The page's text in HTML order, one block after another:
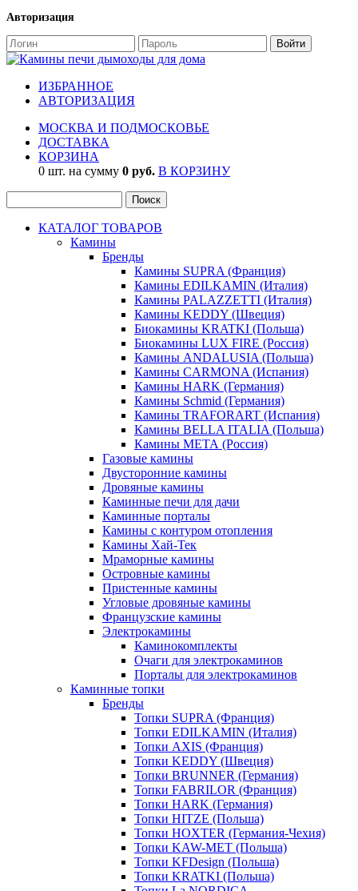
Авторизация
ИЗБРАННОЕ
АВТОРИЗАЦИЯ
МОСКВА И ПОДМОСКОВЬЕ
ДОСТАВКА
КОРЗИНА
0 шт. на сумму 0 руб. В КОРЗИНУ
КАТАЛОГ ТОВАРОВ
Камины
Бренды
Камины SUPRA (Франция)
Камины EDILKAMIN (Италия)
Камины PALAZZETTI (Италия)
Камины KEDDY (Швеция)
Биокамины KRATKI (Польша)
Биокамины LUX FIRE (Россия)
Камины ANDALUSIA (Польша)
Камины CARMONA (Испания)
Камины HARK (Германия)
Камины Schmid (Германия)
Камины TRAFORART (Испания)
Камины BELLA ITALIA (Польша)
Камины МЕТА (Россия)
Газовые камины
Двусторонние камины
Дровяные камины
Каминные печи для дачи
Каминные порталы
Камины с контуром отопления
Камины Хай-Тек
Мраморные камины
Островные камины
Пристенные камины
Угловые дровяные камины
Французские камины
Электрокамины
Каминокомплекты
Очаги для электрокаминов
Порталы для электрокаминов
Каминные топки
Бренды
Топки SUPRA (Франция)
Топки EDILKAMIN (Италия)
Топки AXIS (Франция)
Топки KEDDY (Швеция)
Топки BRUNNER (Германия)
Топки FABRILOR (Франция)
Топки HARK (Германия)
Топки HITZE (Польша)
Топки HOXTER (Германия-Чехия)
Топки KAW-MET (Польша)
Топки KFDesign (Польша)
Топки KRATKI (Польша)